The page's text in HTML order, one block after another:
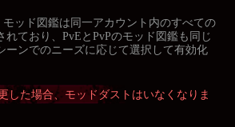
ッド図鑑は同一アカウント内のすべての
れており、PvEとPvPのモッド図鑑も同じ
ーンでのニーズに応じて選択して有効化
した場合、モッドダストはいなくなりま